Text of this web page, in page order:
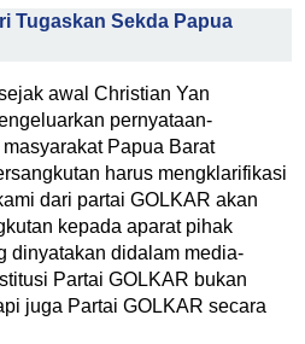
Tugaskan Sekda Papua
awal Christian Yan
pernyataan-
Papua Barat
harus mengklarifikasi
dari partai GOLKAR akan
kepada aparat pihak
dinyatakan didalam media-
Partai GOLKAR bukan
juga Partai GOLKAR secara